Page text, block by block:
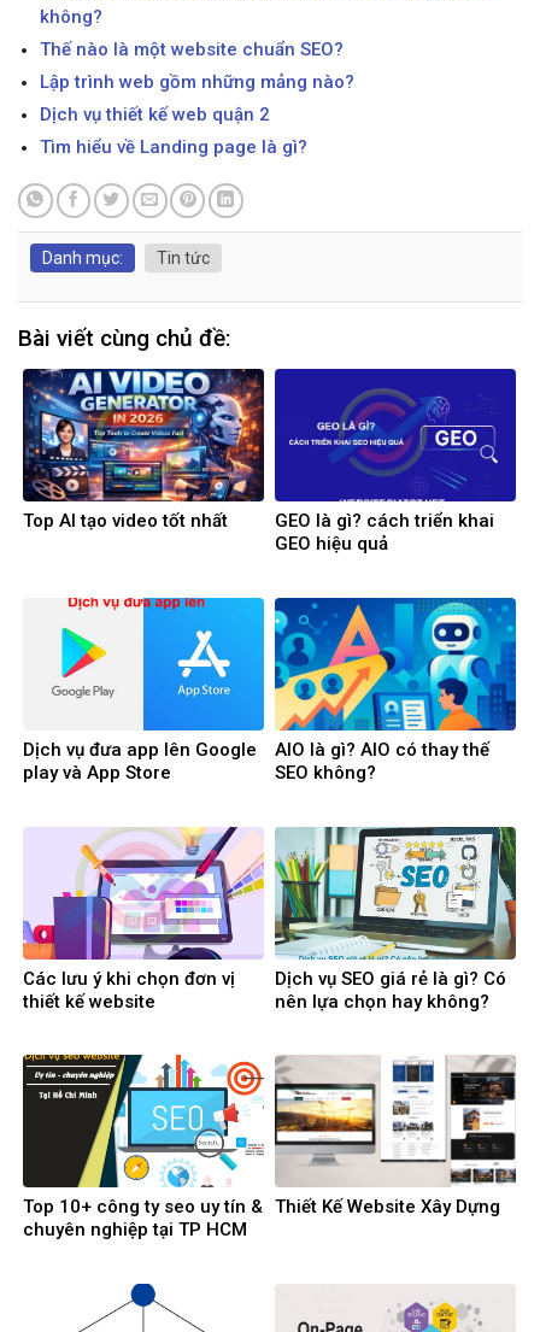
không?
Thế nào là một website chuẩn SEO?
Lập trình web gồm những mảng nào?
Dịch vụ thiết kế web quận 2
Tìm hiểu về Landing page là gì?
Danh mục: Tin tức
Bài viết cùng chủ đề:
Top AI tạo video tốt nhất
GEO là gì? cách triển khai
GEO hiệu quả
Dịch vụ đưa app lên Google
play và App Store
AIO là gì? AIO có thay thế
SEO không?
Các lưu ý khi chọn đơn vị
thiết kế website
Dịch vụ SEO giá rẻ là gì? Có
nên lựa chọn hay không?
Top 10+ công ty seo uy tín &
chuyên nghiệp tại TP HCM
Thiết Kế Website Xây Dựng